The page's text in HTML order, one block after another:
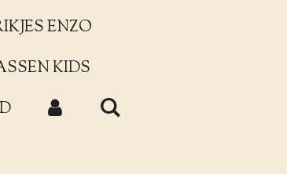
ENZO
KIDS